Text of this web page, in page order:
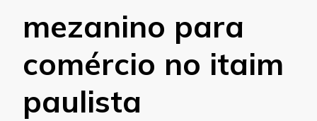
mezanino para
comércio no itaim
paulista